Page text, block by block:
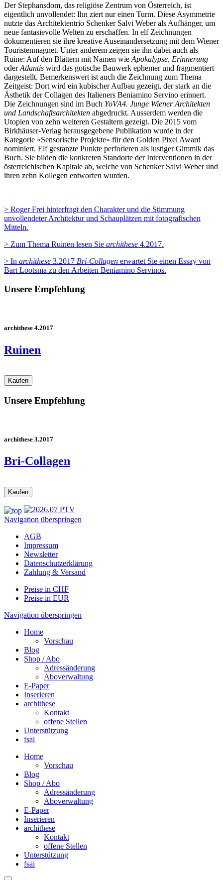
Der Stephansdom, das religiöse Zentrum von Österreich, ist
eigentlich unvollendet: Ihn ziert nur einen Turm. Diese Asymmetrie
nutzte das Architektentrio Schenker Salvi Weber als Aufhänger, um
neue fantasievolle Welten zu erschaffen. In elf Zeichnungen
dokumentieren sie ihre kreative Auseinandersetzung mit dem Wiener
Touristenmagnet. Unter anderem zeigen sie ihn dabei auch als
Ruine: Auf den Blättern mit Namen wie Apokalypse, Erinnerung
oderAtlantis wird das gotische Bauwerk ephemer und fragmentiert
dargestellt. Bemerkenswert ist auch die Zeichnung zum Thema
Zeitgeist: Dort wird ein kubischer Aufbau gezeigt, der stark an die
Ästhetik der Collagen des Italieners Beniamino Servino erinnert.
Die Zeichnungen sind im Buch YoVA4. Junge Wiener Architekten
und Landschaftsarchitekten abgedruckt. Ausserdem werden die
Utopien von zehn weiteren Gestaltern gezeigt. Die 2015 vom
Birkhäuser-Verlag herausgegebene Publikation wurde in der
Kategorie «Sensorische Projekte» für den Golden Pixel Award
nominiert. Elf gestanzte Punkte perforieren als lustiger Gimmik das
Buch. Sie bilden die konkreten Standorte der Interventionen in der
österreichischen Kapitale ab, welche von Schenker Salvi Weber und
ihren zehn Kollegen entworfen wurden.
> Roger Frei hinterfragt den Charakter und die Stimmung
unvollendeter Architektur und Schauplätzen mit fotografischen
Mitteln.
> Zum Thema Ruinen lesen Sie archithese 4.2017.
> In archithese 3.2017 Bri-Collagen erwartet Sie einen Essay von
Bart Lootsma zu den Arbeiten Beniamino Servinos.
Unsere Empfehlung
archithese 4.2017
Ruinen
Unsere Empfehlung
archithese 3.2017
Bri-Collagen
Navigation überspringen
AGB
Impressum
Newsletter
Datenschutzerklärung
Zahlung & Versand
Preise in CHF
Preise in EUR
Navigation überspringen
Home
Vorschau
Blog
Shop / Abo
Adressänderung
Aboverwaltung
E-Paper
Inserieren
archithese
Kontakt
offene Stellen
Unterstützung
fsai
Home
Vorschau
Blog
Shop / Abo
Adressänderung
Aboverwaltung
E-Paper
Inserieren
archithese
Kontakt
offene Stellen
Unterstützung
fsai